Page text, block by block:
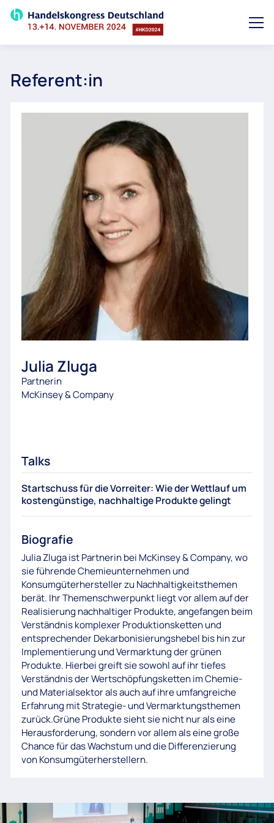
Referent:in
Julia Zluga
Partnerin
McKinsey & Company
Talks
Startschuss für die Vorreiter: Wie der Wettlauf um
kostengünstige, nachhaltige Produkte gelingt
Biografie
Julia Zluga ist Partnerin bei McKinsey & Company, wo
sie führende Chemieunternehmen und
Konsumgüterhersteller zu Nachhaltigkeitsthemen
berät. Ihr Themenschwerpunkt liegt vor allem auf der
Realisierung nachhaltiger Produkte, angefangen beim
Verständnis komplexer Produktionsketten und
entsprechender Dekarbonisierungshebel bis hin zur
Implementierung und Vermarktung der grünen
Produkte. Hierbei greift sie sowohl auf ihr tiefes
Verständnis der Wertschöpfungsketten im Chemie-
und Materialsektor als auch auf ihre umfangreiche
Erfahrung mit Strategie- und Vermarktungsthemen
zurück.Grüne Produkte sieht sie nicht nur als eine
Herausforderung, sondern vor allem als eine große
Chance für das Wachstum und die Differenzierung
von Konsumgüterherstellern.